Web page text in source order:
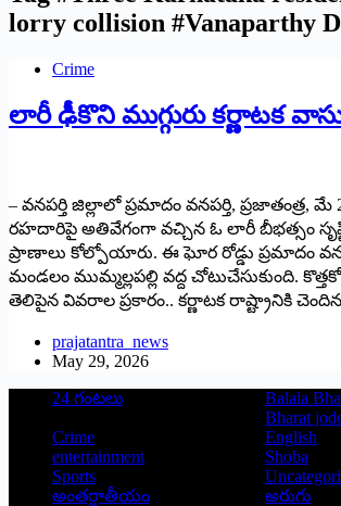
lorry collision #Vanaparthy
Crime
లారీ ఢీకొని ముగ్గురు కర్ణాటక
– వనపర్తి జిల్లాలో ప్రమాదం వనపర్తి, ప్రజాతంత్ర,
రహదారిపై అతివేగంగా వచ్చిన ఓ లారీ బీభత్సం
ప్రాణాలు కోల్పోయారు. ఈ ఘోర రోడ్డు ప్రమాదం
మండలం ముమ్మల్లపల్లి వద్ద చోటుచేసుకుంది.
తెలిపైన వివరాల ప్రకారం.. కర్ణాటక రాష్ట్రానికి
prajatantra_news
May 29, 2026
24 గంటలు
Balala
Bharat
Crime
English
entertainment
Shoba
Sports
అంతర్జాతీయం
అరుగు